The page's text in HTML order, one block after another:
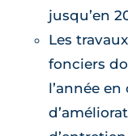
jusqu’en
Les
fonciers
l’année